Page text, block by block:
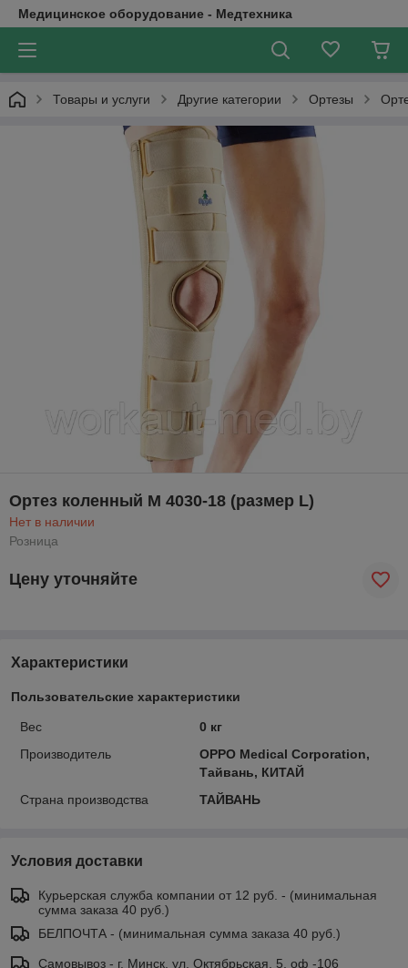
Медицинское оборудование - Медтехника
Товары и услуги Другие категории Ортезы
Ортез коленный M 4030-18 (размер L)
Нет в наличии
Розница
Цену уточняйте
Характеристики
Пользовательские характеристики
Вес
0 кг
Производитель
OPPO Medical Corporation,
Тайвань, КИТАЙ
Страна производства
ТАЙВАНЬ
Условия доставки
Курьерская служба компании от 12 руб. - (минимальная
сумма заказа 40 руб.)
БЕЛПОЧТА - (минимальная сумма заказа 40 руб.)
Самовывоз - г. Минск, ул. Октябрьская, 5, оф -106